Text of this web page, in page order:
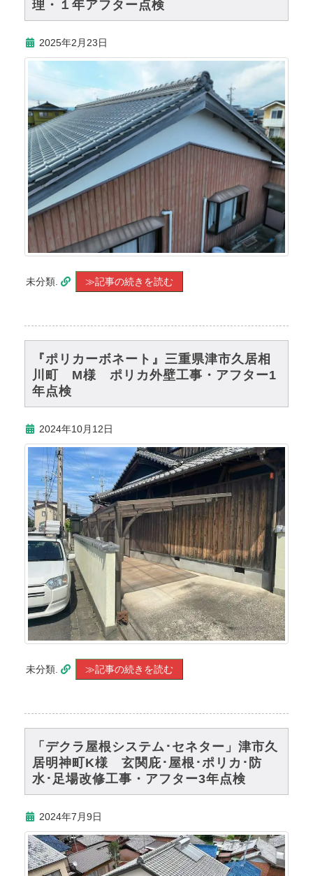
理・１年アフター点検
2025年2月23日
未分類. ≫記事の続きを読む
『ポリカーボネート』三重県津市久居相
川町 M様 ポリカ外壁工事・アフター1
年点検
2024年10月12日
未分類. ≫記事の続きを読む
「デクラ屋根システム･セネター」津市久
居明神町K様 玄関庇･屋根･ポリカ･防
水･足場改修工事・アフター3年点検
2024年7月9日